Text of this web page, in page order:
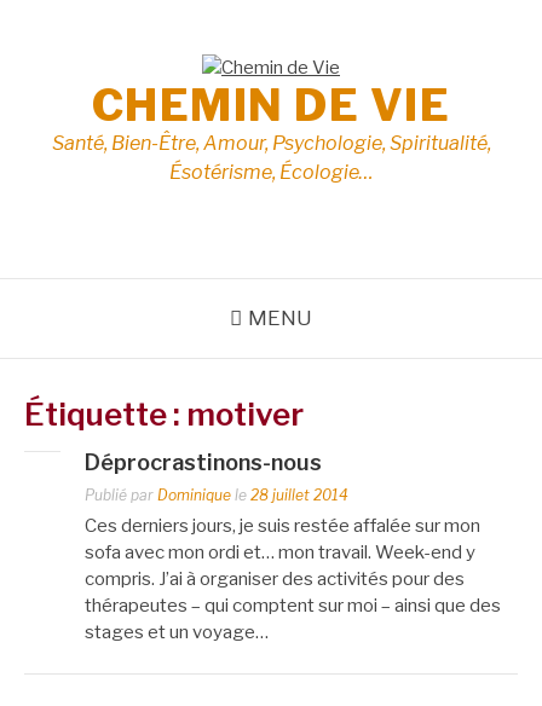
CHEMIN DE VIE
Santé, Bien-Être, Amour, Psychologie, Spiritualité,
Ésotérisme, Écologie…
MENU
Étiquette : motiver
Déprocrastinons-nous
Publié par Dominique le 28 juillet 2014
Ces derniers jours, je suis restée affalée sur mon
sofa avec mon ordi et… mon travail. Week-end y
compris. J’ai à organiser des activités pour des
thérapeutes – qui comptent sur moi – ainsi que des
stages et un voyage…